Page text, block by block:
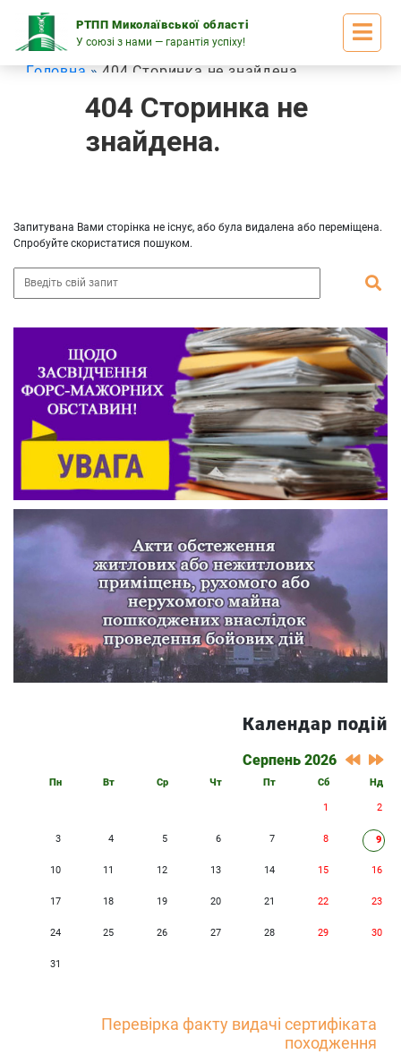
РТПП Миколаївської області
У союзі з нами — гарантія успіху!
content
Головна 404 Сторинка не знайдена
404 Сторинка не
знайдена.
Запитувана Вами сторінка не існує, або була видалена або переміщена.
Спробуйте скористатися пошуком.
Календар подій
Серпень 2026
Пн Вт Ср Чт Пт Сб Нд
1 2
3 4 5 6 7 8 9
10 11 12 13 14 15 16
17 18 19 20 21 22 23
24 25 26 27 28 29 30
31
Перевірка факту видачі сертифіката
походження